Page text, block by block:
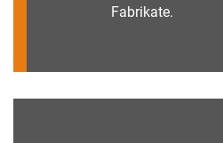
Fabrikate.